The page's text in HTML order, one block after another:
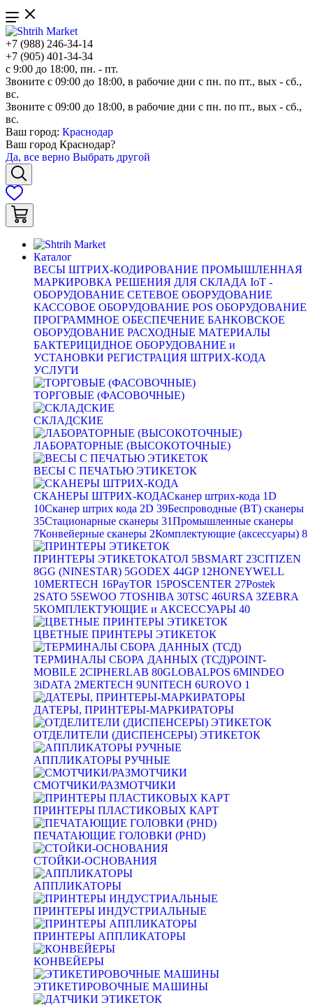
+7 (988) 246-34-14
+7 (905) 401-34-34
с 9:00 до 18:00, пн. - пт.
Звоните с 09:00 до 18:00, в рабочие дни с пн. по пт., вых - сб.,
вс.
Звоните с 09:00 до 18:00, в рабочие дни с пн. по пт., вых - сб.,
вс.
Ваш город: Краснодар
Ваш город Краснодар?
Да, все верно Выбрать другой
Каталог
ВЕСЫ ШТРИХ-КОДИРОВАНИЕ ПРОМЫШЛЕННАЯ
МАРКИРОВКА РЕШЕНИЯ ДЛЯ СКЛАДА IoT -
ОБОРУДОВАНИЕ СЕТЕВОЕ ОБОРУДОВАНИЕ
КАССОВОЕ ОБОРУДОВАНИЕ POS ОБОРУДОВАНИЕ
ПРОГРАММНОЕ ОБЕСПЕЧЕНИЕ БАНКОВСКОЕ
ОБОРУДОВАНИЕ РАСХОДНЫЕ МАТЕРИАЛЫ
БАКТЕРИЦИДНОЕ ОБОРУДОВАНИЕ и
УСТАНОВКИ РЕГИСТРАЦИЯ ШТРИХ-КОДА
УСЛУГИ
ТОРГОВЫЕ (ФАСОВОЧНЫЕ)
СКЛАДСКИЕ
ЛАБОРАТОРНЫЕ (ВЫСОКОТОЧНЫЕ)
ВЕСЫ С ПЕЧАТЬЮ ЭТИКЕТОК
СКАНЕРЫ ШТРИХ-КОДАСканер штрих-кода 1D
10Сканер штрих кода 2D 39Беспроводные (BT) сканеры
35Стационарные сканеры 31Промышленные сканеры
7Конвейерные сканеры 2Комплектующие (аксессуары) 8
ПРИНТЕРЫ ЭТИКЕТОКАТОЛ 5BSMART 23CITIZEN
8GG (NINESTAR) 5GODEX 44GP12HONEYWELL
10MERTECH 16PayTOR 15POSCENTER 27Postek
2SATO 5SEWOO 7TOSHIBA 30TSC 46URSA 3ZEBRA
5КОМПЛЕКТУЮЩИЕ и АКСЕССУАРЫ 40
ЦВЕТНЫЕ ПРИНТЕРЫ ЭТИКЕТОК
ТЕРМИНАЛЫ СБОРА ДАННЫХ (ТСД)POINT-
MOBILE 2CIPHERLAB 80GLOBALPOS 6MINDEO
3iDATA 2MERTECH 9UNITECH 6UROVO 1
ДАТЕРЫ, ПРИНТЕРЫ-МАРКИРАТОРЫ
ОТДЕЛИТЕЛИ (ДИСПЕНСЕРЫ) ЭТИКЕТОК
АППЛИКАТОРЫ РУЧНЫЕ
СМОТЧИКИ/РАЗМОТЧИКИ
ПРИНТЕРЫ ПЛАСТИКОВЫХ КАРТ
ПЕЧАТАЮЩИЕ ГОЛОВКИ (PHD)
СТОЙКИ-ОСНОВАНИЯ
АППЛИКАТОРЫ
ПРИНТЕРЫ ИНДУСТРИАЛЬНЫЕ
ПРИНТЕРЫ АППЛИКАТОРЫ
КОНВЕЙЕРЫ
ЭТИКЕТИРОВОЧНЫЕ МАШИНЫ